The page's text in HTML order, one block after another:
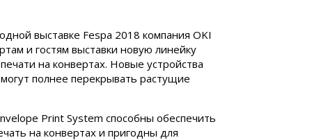
выставке Fespa 2018 компания OKI
и гостям выставки новую линейку
на конвертах. Новые устройства
полнее перекрывать растущие
Print System способны обеспечить
на конвертах и пригодны для